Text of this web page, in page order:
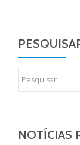
NOTÍCIAS